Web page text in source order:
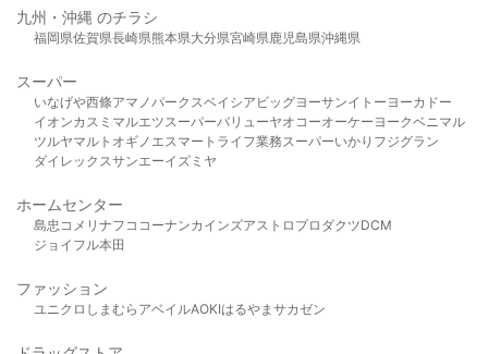
九州・沖縄 のチラシ
福岡県佐賀県長崎県熊本県大分県宮崎県鹿児島県沖縄県
スーパー
いなげや西條アマノパークスベイシア ビッグヨーサンイトーヨーカドー
イオンカスミ マルエツスーパーバリューヤオコーオーケー ヨークベニマル
ツルヤマルト オギノ エスマート ライフ業務スーパーいかり フジグラン
ダイレックスサンエーイズミヤ
ホームセンター
島忠 コメリ ナフコ コーナンカインズアストロプロダクツDCM
ジョイフル本田
ファッション
ユニクロ しまむら アベイルAOKIはるやま サカゼン